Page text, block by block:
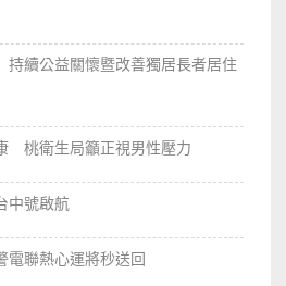
續公益關懷暨改善獨居長者居住
桃衛生局籲正視男性壓力
中號啟航
聯熱心運將秒送回